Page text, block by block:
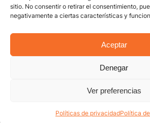
sitio. No consentir o retirar el consentimiento,
negativamente a ciertas características y
Aceptar
Denegar
Ver preferencias
Políticas de privacidadPolítica
Copyright © 2026 Grupo Motor
Políticas de privacidad
Política de devoluciones y/o
Términos y Condiciones